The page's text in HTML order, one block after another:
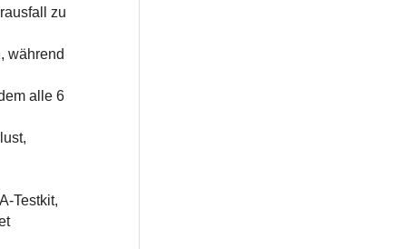
zu
während
alle 6
Testkit,